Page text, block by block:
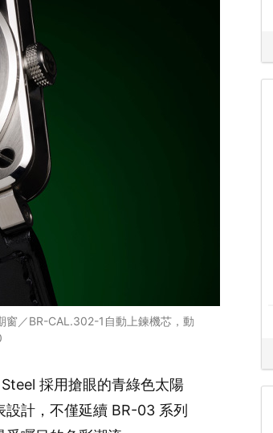
／BR-CAL.302-1自動上鍊機芯，動
採用搶眼的青綠色太陽
計，不僅延續 BR-03 系列